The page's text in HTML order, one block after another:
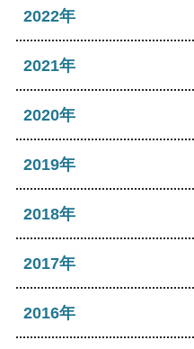
2026年04月
2026年03月
2026年02月
2025年08月
2025年07月
2025年06月
2025年04月
2025年02月
2024年10月
2024年08月
2024年07月
2024年06月
2024年04月
2023年12月
2023年10月
2023年08月
2023年07月
2023年06月
2023年04月
2022年
2022年12月
2022年10月
2022年08月
2022年07月
2022年06月
2021年
2021年12月
2021年10月
2021年08月
2021年07月
2020年
2020年12月
2020年10月
2020年08月
2019年
2019年12月
2019年10月
2018年
2018年12月
2018年10月
2017年
2017年12月
2016年